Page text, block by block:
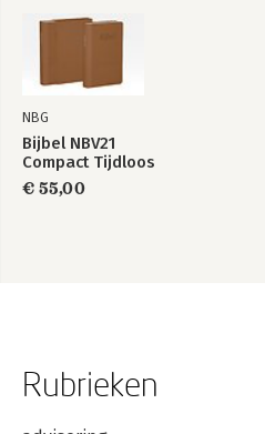
NBG
Bijbel NBV21
Compact Tijdloos
€ 55,00
Rubrieken